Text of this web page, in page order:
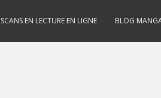
SCANS EN LECTURE EN LIGNE BLOG